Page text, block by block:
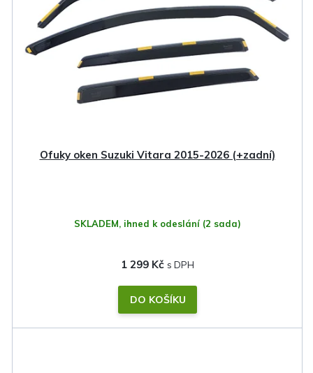
Ofuky oken Suzuki Vitara 2015-2026 (+zadní)
SKLADEM, ihned k odeslání (2 sada)
1 299 Kč
DO KOŠÍKU